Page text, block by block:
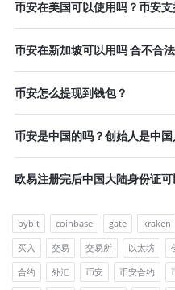
币安在美国可以使用吗？币安支
币安在新加坡可以用吗 合不合法
币安怎么提现到钱包？
币安是中国的吗？创始人是中国
欧易注册完后中国大陆身份证可
bybit coinbase gate kraken
买入
交易 交易所 以太坊
合约
外汇 币安 币安合约